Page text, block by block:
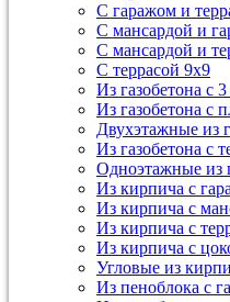
С гаражом и
С мансардой и
С мансардой и
С террасой 9х9
Из газобетона с
Из газобетона с
Двухэтажные из
Из газобетона с
Одноэтажные из
Из кирпича с
Из кирпича с
Из кирпича с
Из кирпича с
Угловые из
Из пеноблока с